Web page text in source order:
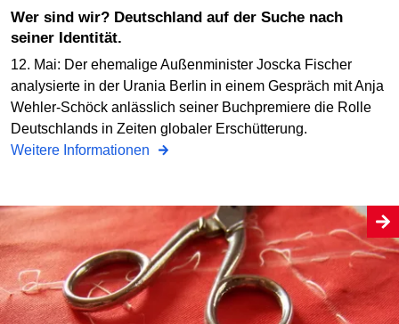
Wer sind wir? Deutschland auf der Suche nach
seiner Identität.
12. Mai: Der ehemalige Außenminister Joscka Fischer
analysierte in der Urania Berlin in einem Gespräch mit Anja
Wehler-Schöck anlässlich seiner Buchpremiere die Rolle
Deutschlands in Zeiten globaler Erschütterung.
Weitere Informationen